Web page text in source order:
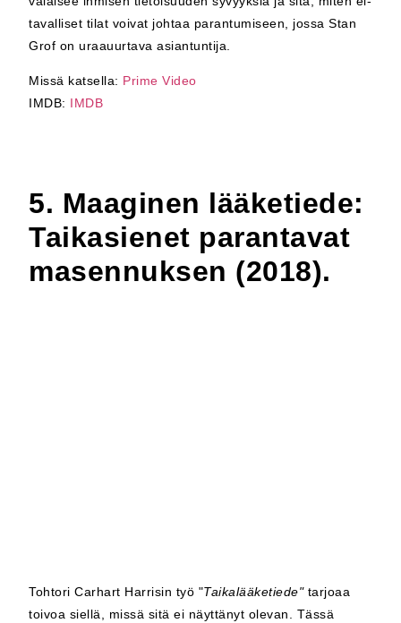
tavalliset tilat voivat johtaa parantumiseen, jossa Stan
Grof on uraauurtava asiantuntija.
Missä katsella: Prime Video
IMDB: IMDB
5. Maaginen lääketiede:
Taikasienet parantavat
masennuksen (2018).
Tohtori Carhart Harrisin työ "Taikalääketiede"tarjoaa
toivoa siellä, missä sitä ei näyttänyt olevan. Tässä